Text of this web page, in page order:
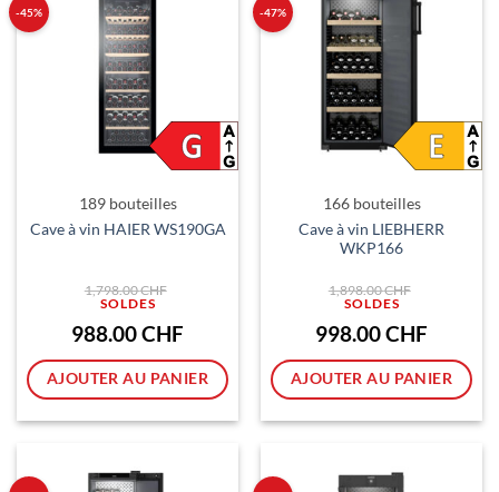
-45%
189 bouteilles
Cave à vin HAIER WS190GA
1,798.00CHF
était :
1,798.00 CHF.
988.00CHF
actuel
est :
988.00 CHF.
AJOUTER AU PANIER
-47%
166 bouteilles
Cave à vin LIEBHERR
WKP166
1,898.00CHF
était :
1,898.00
998.00CHF
actuel
est :
998.00
AJOUTER AU PANIER